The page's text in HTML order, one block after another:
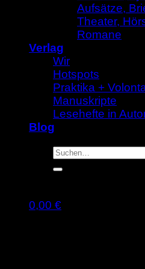
Aufsätze,
Theater,
Romane
Verlag
Wir
Hotspots
Praktika +
Manuskripte
Lesehefte in
Blog
Suche
0,00 €